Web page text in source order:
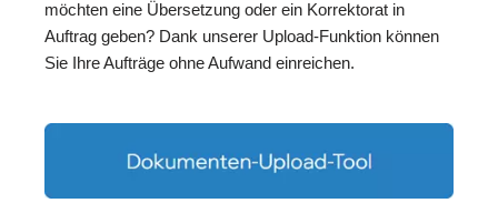
möchten eine Übersetzung oder ein Korrektorat in
Auftrag geben? Dank unserer Upload-Funktion können
Sie Ihre Aufträge ohne Aufwand einreichen.